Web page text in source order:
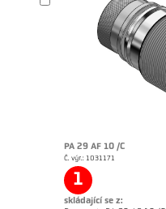
PA 29 AF 10 /C
Č. výr.: 1031171
1
skládající se z:
Brožura CellaTemp PA